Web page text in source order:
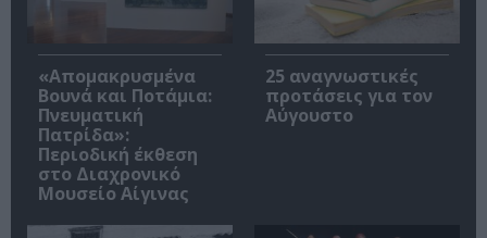
«Απομακρυσμένα
Βουνά και Ποτάμια:
Πνευματική
Πατρίδα»:
Περιοδική έκθεση
στο Διαχρονικό
Μουσείο Αίγινας
25 αναγνωστικές
προτάσεις για τον
Αύγουστο